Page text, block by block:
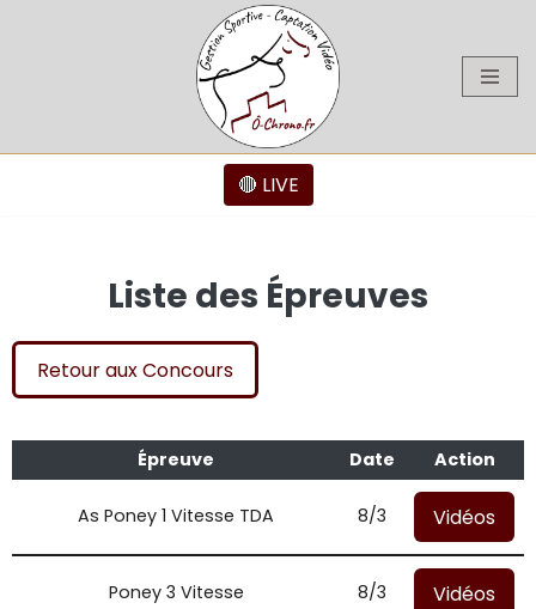
🔴 LIVE
Liste des Épreuves
Retour aux Concours
Épreuve Date Action
As Poney 1 Vitesse TDA 8/3 Vidéos
Poney 3 Vitesse 8/3 Vidéos